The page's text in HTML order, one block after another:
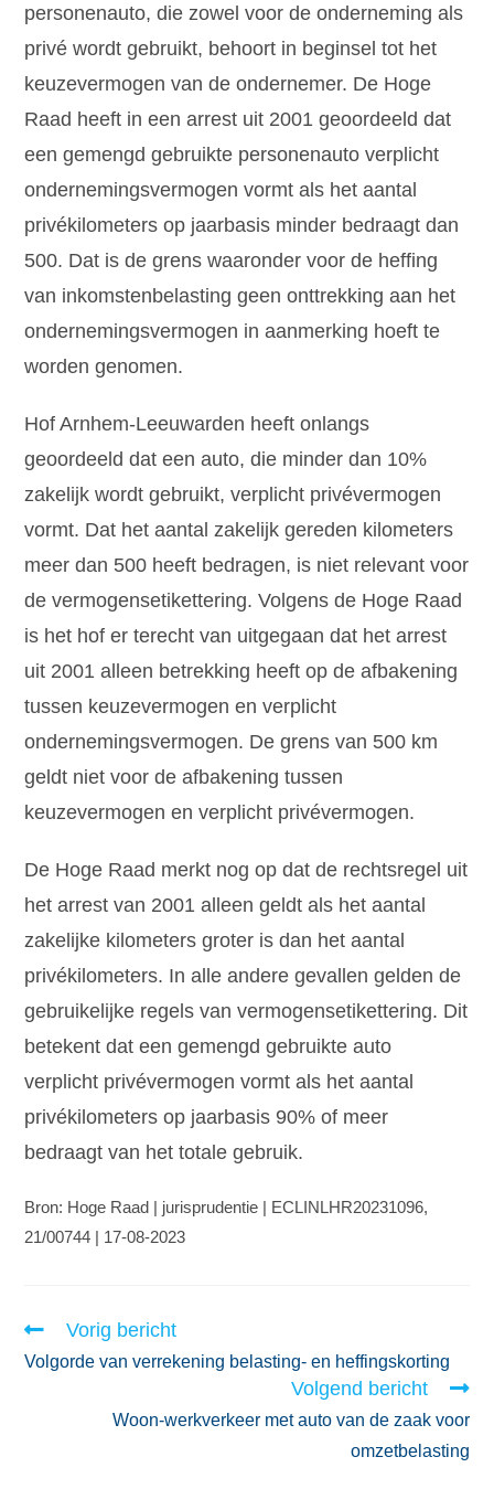
personenauto, die zowel voor de onderneming als
privé wordt gebruikt, behoort in beginsel tot het
keuzevermogen van de ondernemer. De Hoge
Raad heeft in een arrest uit 2001 geoordeeld dat
een gemengd gebruikte personenauto verplicht
ondernemingsvermogen vormt als het aantal
privékilometers op jaarbasis minder bedraagt dan
500. Dat is de grens waaronder voor de heffing
van inkomstenbelasting geen onttrekking aan het
ondernemingsvermogen in aanmerking hoeft te
worden genomen.
Hof Arnhem-Leeuwarden heeft onlangs
geoordeeld dat een auto, die minder dan 10%
zakelijk wordt gebruikt, verplicht privévermogen
vormt. Dat het aantal zakelijk gereden kilometers
meer dan 500 heeft bedragen, is niet relevant voor
de vermogensetikettering. Volgens de Hoge Raad
is het hof er terecht van uitgegaan dat het arrest
uit 2001 alleen betrekking heeft op de afbakening
tussen keuzevermogen en verplicht
ondernemingsvermogen. De grens van 500 km
geldt niet voor de afbakening tussen
keuzevermogen en verplicht privévermogen.
De Hoge Raad merkt nog op dat de rechtsregel uit
het arrest van 2001 alleen geldt als het aantal
zakelijke kilometers groter is dan het aantal
privékilometers. In alle andere gevallen gelden de
gebruikelijke regels van vermogensetikettering. Dit
betekent dat een gemengd gebruikte auto
verplicht privévermogen vormt als het aantal
privékilometers op jaarbasis 90% of meer
bedraagt van het totale gebruik.
Bron: Hoge Raad | jurisprudentie | ECLINLHR20231096,
21/00744 | 17-08-2023
Vorig bericht
Volgorde van verrekening belasting- en heffingskorting
Volgend bericht
Woon-werkverkeer met auto van de zaak voor
omzetbelasting